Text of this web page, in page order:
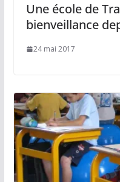
Une école de
bienveillance
24 mai 2017